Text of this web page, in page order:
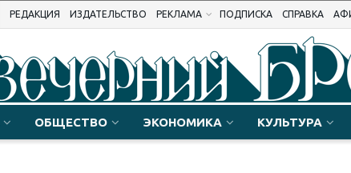
РЕДАКЦИЯ ИЗДАТЕЛЬСТВО РЕКЛАМА ПОДПИСКА СПРАВКА
ОБЩЕСТВО ЭКОНОМИКА КУЛЬТУРА